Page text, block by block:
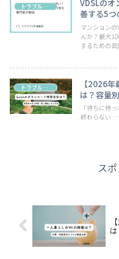
トラブル・お悩み
VDSLの
善する5つ
マンション
んか？最大
するための
トラブル・お悩み
【2026
は？容量
「待ちに待
終わらない
ス